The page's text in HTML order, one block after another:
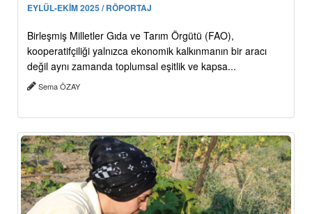
EYLÜL-EKİM 2025 / RÖPORTAJ
Birleşmiş Milletler Gıda ve Tarım Örgütü (FAO),
kooperatifçiliği yalnızca ekonomik kalkınmanın bir aracı
değil aynı zamanda toplumsal eşitlik ve kapsa...
Sema ÖZAY